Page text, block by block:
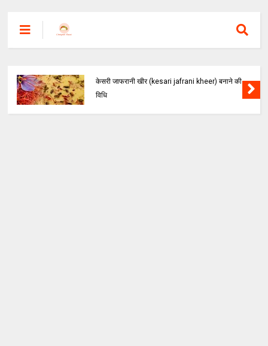
केसरी जाफरानी खीर (kesari jafrani kheer) बनाने की
विधि